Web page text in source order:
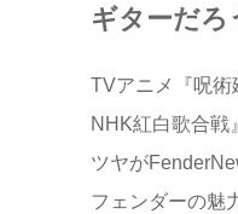
ギターだ
TVアニメ『呪術
NHK紅白歌合戦
ツヤが
フェンダーの魅